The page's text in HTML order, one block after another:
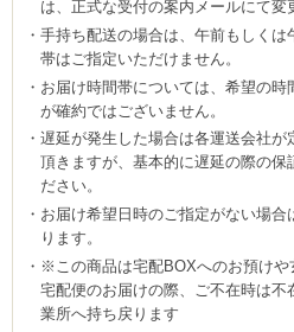
は、正式な受付の案内メールにて変
手持ち配送の場合は、午前もしく
帯はご指定いただけません。
お届け時間帯については、希望の
が確約ではございません。
遅延が発生した場合は各運送会社
頂きますが、基本的に遅延の際の保
ださい。
お届け希望日時のご指定がない場
ります。
※この商品は宅配BOXへのお預けや
宅配便のお届けの際、ご不在時は
業所へ持ち戻ります